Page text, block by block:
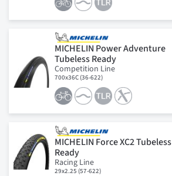
MICHELIN Power Adventure
Tubeless Ready
Competition Line
700x36C (36-622)
MICHELIN Force XC2 Tubeless
Ready
Racing Line
29x2.25 (57-622)